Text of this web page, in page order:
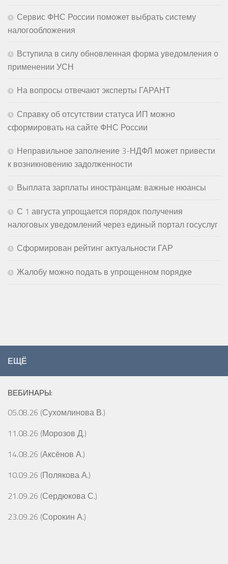
Сервис ФНС России поможет выбрать систему
налогообложения
Вступила в силу обновленная форма уведомления о
применении УСН
На вопросы отвечают эксперты ГАРАНТ
Справку об отсутствии статуса ИП можно
сформировать на сайте ФНС России
Неправильное заполнение 3-НДФЛ может привести
к возникновению задолженности
Выплата зарплаты иностранцам: важные нюансы
С 1 августа упрощается порядок получения
налоговых уведомлений через единый портал госуслуг
Сформирован рейтинг актуальности ГАР
Жалобу можно подать в упрощенном порядке
ЕЩЁ
ВЕБИНАРЫ:
05.08.26 (Сухомлинова В.)
11.08.26 (Морозов Д.)
14.08.26 (Аксёнов А.)
10.09.26 (Полякова А.)
21.09.26 (Сердюкова С.)
23.09.26 (Сорокин А.)